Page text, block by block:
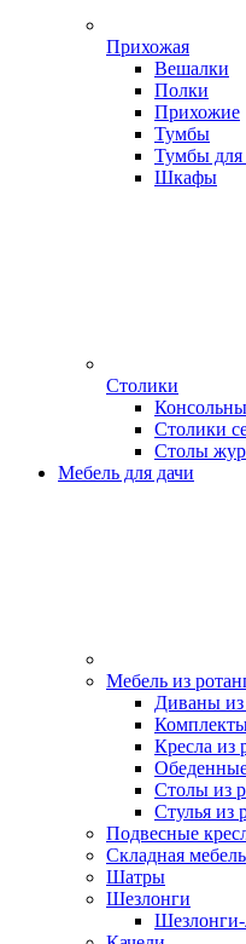
Прихожая
Вешалки
Полки
Прихожие
Тумбы
Тумбы для
Шкафы
Столики
Столики
Столы
Мебель для дачи
Мебель из
Диваны из
Кресла из
Столы из
Стулья из
Подвесные
Складная мебель
Шатры
Шезлонги